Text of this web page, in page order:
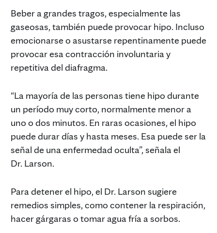
Beber a grandes tragos, especialmente las
gaseosas, también puede provocar hipo. Incluso
emocionarse o asustarse repentinamente puede
provocar esa contracción involuntaria y
repetitiva del diafragma.
“La mayoría de las personas tiene hipo durante
un período muy corto, normalmente menor a
uno o dos minutos. En raras ocasiones, el hipo
puede durar días y hasta meses. Esa puede ser la
señal de una enfermedad oculta”, señala el
Dr. Larson.
Para detener el hipo, el Dr. Larson sugiere
remedios simples, como contener la respiración,
hacer gárgaras o tomar agua fría a sorbos.